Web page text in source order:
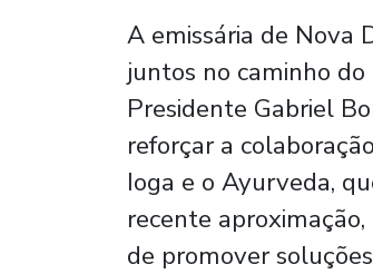
A emissária de Nova
juntos no caminho
Presidente Gabriel
reforçar a
Ioga e o Ayurveda,
recente
de promover